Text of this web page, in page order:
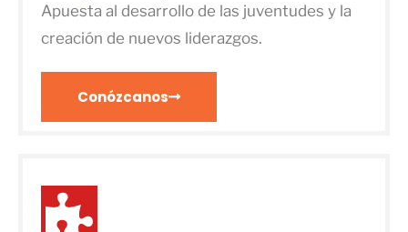
Apuesta al desarrollo de las juventudes y la
creación de nuevos liderazgos.
Conózcanos